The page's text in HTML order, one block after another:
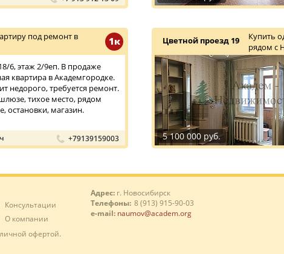
1к
под ремонт в
6, этаж 2/9еп. В продаже
квартира в Академгородке.
недорого, требуется ремонт.
тихое место, рядом
остановки, магазин.
+79139159003
Цветной проезд 19
Купить
рядом с
5 100 000 руб.
Консультации
О компании
офертой.
Адрес: г. Новосибирск
Телефоны: 8 (913) 915-90-03
e-mail: naumov@academ.org